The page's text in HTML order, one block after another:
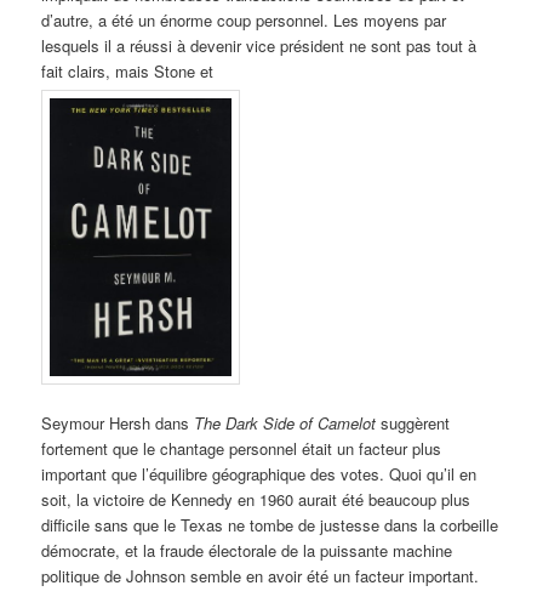
d’autre, a été un énorme coup personnel. Les moyens par
lesquels il a réussi à devenir vice président ne sont pas tout à
fait clairs, mais Stone et
Seymour Hersh dans The Dark Side of Camelot suggèrent
fortement que le chantage personnel était un facteur plus
important que l’équilibre géographique des votes. Quoi qu’il en
soit, la victoire de Kennedy en 1960 aurait été beaucoup plus
difficile sans que le Texas ne tombe de justesse dans la corbeille
démocrate, et la fraude électorale de la puissante machine
politique de Johnson semble en avoir été un facteur important.